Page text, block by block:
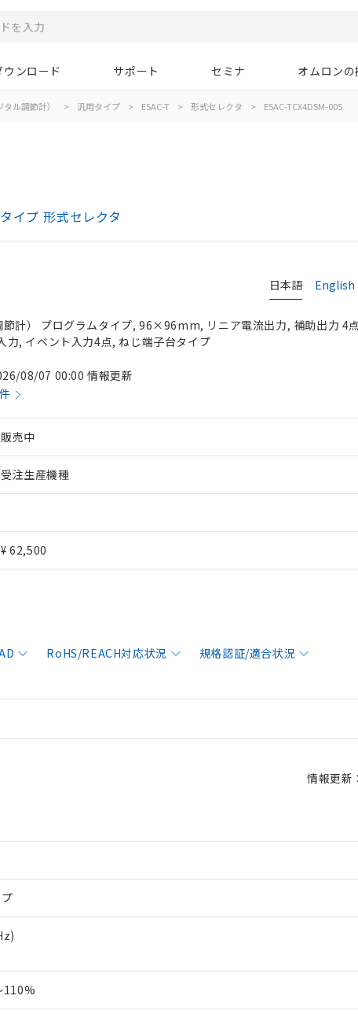
ウンロード サポート セミナ オムロン
ル調節計） > 汎用タイプ > E5AC-T > 形式セレクタ > E5AC-TCX4DSM-005
イプ 形式セレクタ
日本語 English
節計） プログラムタイプ, 96×96mm, リニア電流出力, 補助出力 4
力, イベント入力4点, ねじ端子台タイプ
08/07 00:00 情報更新
販売中
受注生産機種
¥ 62,500
RoHS/REACH対応状況 規格認証/適合状況
情報更
110%